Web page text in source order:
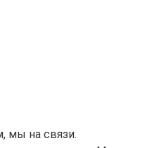
мы на связи.